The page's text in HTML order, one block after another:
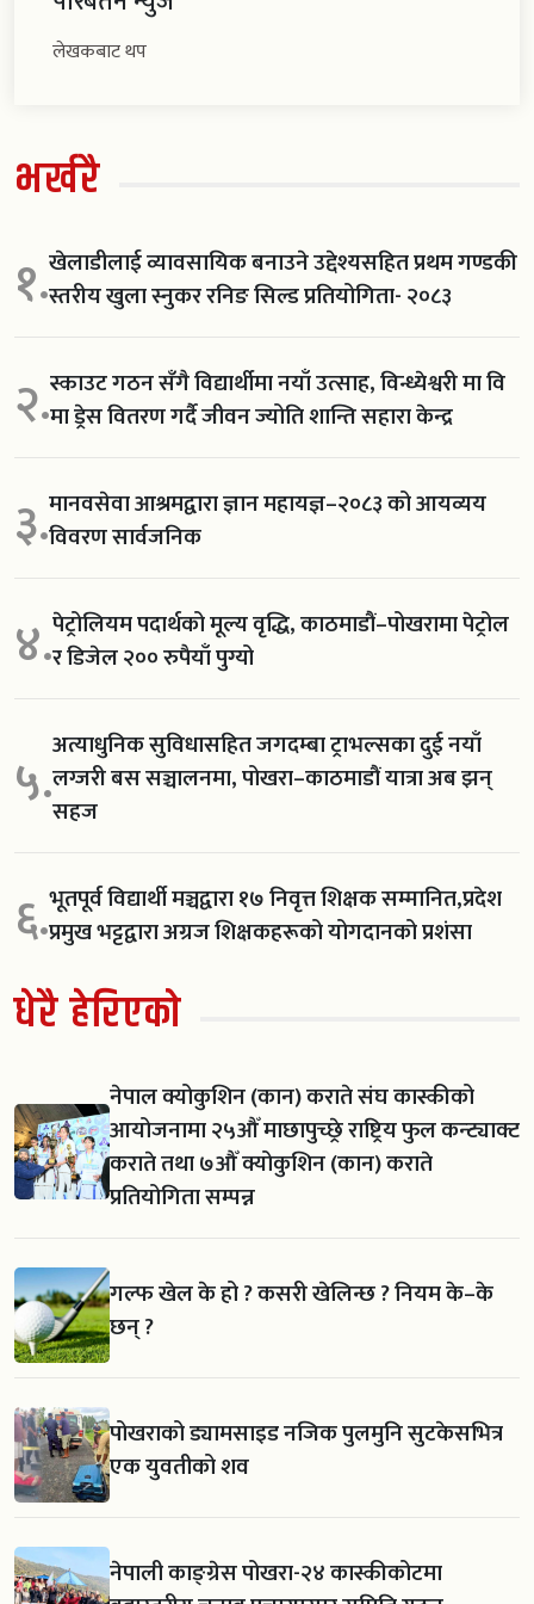
लेखकबाट थप
भर्खरै
१.खेलाडीलाई व्यावसायिक बनाउने उद्देश्यसहित प्रथम गण्डकी
स्तरीय खुला स्नुकर रनिङ सिल्ड प्रतियोगिता- २०८३
२.स्काउट गठन सँगै विद्यार्थीमा नयाँ उत्साह, विन्ध्येश्वरी मा वि
मा ड्रेस वितरण गर्दै जीवन ज्योति शान्ति सहारा केन्द्र
३.मानवसेवा आश्रमद्वारा ज्ञान महायज्ञ–२०८३ को आयव्यय
विवरण सार्वजनिक
४.पेट्रोलियम पदार्थको मूल्य वृद्धि, काठमाडौं–पोखरामा पेट्रोल
र डिजेल २०० रुपैयाँ पुग्यो
५.अत्याधुनिक सुविधासहित जगदम्बा ट्राभल्सका दुई नयाँ
लग्जरी बस सञ्चालनमा, पोखरा–काठमाडौं यात्रा अब झन्
सहज
६.भूतपूर्व विद्यार्थी मञ्चद्वारा १७ निवृत्त शिक्षक सम्मानित,प्रदेश
प्रमुख भट्टद्वारा अग्रज शिक्षकहरूको योगदानको प्रशंसा
धेरै हेरिएको
नेपाल क्योकुशिन (कान) कराते संघ कास्कीको
आयोजनामा २५औँ माछापुच्छ्रे राष्ट्रिय फुल कन्ट्याक्ट
कराते तथा ७औँ क्योकुशिन (कान) कराते
प्रतियोगिता सम्पन्न
गल्फ खेल के हो ? कसरी खेलिन्छ ? नियम के–के
छन् ?
पोखराको ड्यामसाइड नजिक पुलमुनि सुटकेसभित्र
एक युवतीको शव
नेपाली काङ्ग्रेस पोखरा-२४ कास्कीकोटमा